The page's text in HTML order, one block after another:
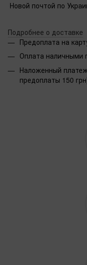
Новой почтой по
Подробнее о доставке
Предоплата на
Оплата наличными
Наложенный
предоплаты 150